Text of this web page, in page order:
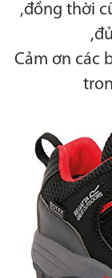
,đồng thời
Cảm ơn các